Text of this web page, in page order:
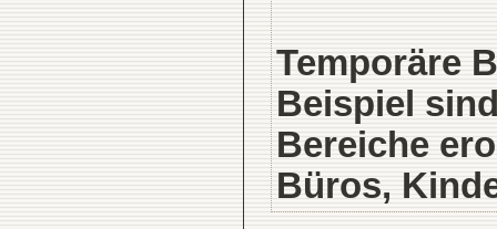
Temporäre
Beispiel
Bereiche
Büros,